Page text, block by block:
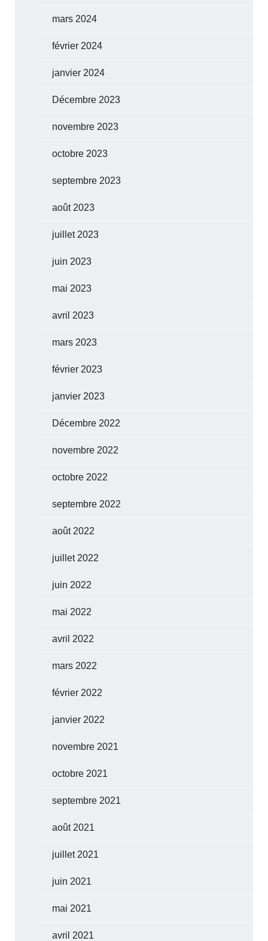
mars 2024
février 2024
janvier 2024
Décembre 2023
novembre 2023
octobre 2023
septembre 2023
août 2023
juillet 2023
juin 2023
mai 2023
avril 2023
mars 2023
février 2023
janvier 2023
Décembre 2022
novembre 2022
octobre 2022
septembre 2022
août 2022
juillet 2022
juin 2022
mai 2022
avril 2022
mars 2022
février 2022
janvier 2022
novembre 2021
octobre 2021
septembre 2021
août 2021
juillet 2021
juin 2021
mai 2021
avril 2021